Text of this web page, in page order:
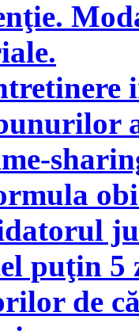
puţin
de